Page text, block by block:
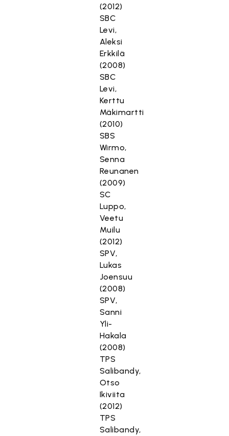
(2012)
SBC
Levi,
Aleksi
Erkkilä
(2008)
SBC
Levi,
Kerttu
Mäkimartti
(2010)
SBS
Wirmo,
Senna
Reunanen
(2009)
SC
Luppo,
Veetu
Muilu
(2012)
SPV,
Lukas
Joensuu
(2008)
SPV,
Sanni
Yli-
Hakala
(2008)
TPS
Salibandy,
Otso
Ikiviita
(2012)
TPS
Salibandy,